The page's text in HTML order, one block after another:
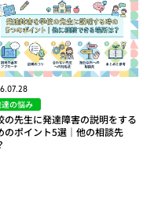
の悩み
の先生に発達障害の説明をする
のポイント5選｜他の相談先